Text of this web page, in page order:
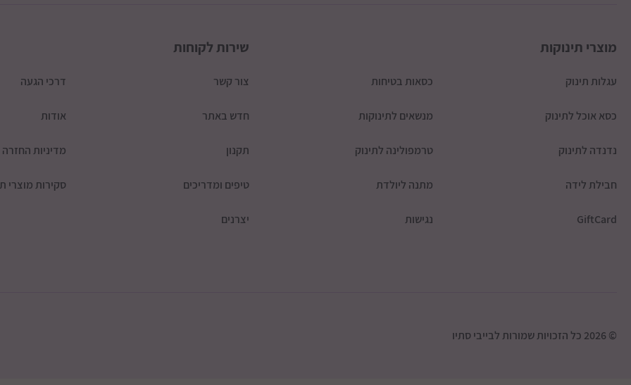
מוצרי תינוקות
עגלות תינוק כסאות בטיחות
כסא אוכל לתינוק מנשאים לתינוקות
נדנדה לתינוק טרמפולינה לתינוק
חבילת לידה מתנה ליולדת
GiftCard נגישות
שירות לקוחות
צור קשר דרכי הגעה
חדש באתר אודות
תקנון מדיניות החזרה
טיפים ומדריכים סקירות מוצרי
יצרנים
© 2026 כל הזכויות שמורות לבייבי סתיו